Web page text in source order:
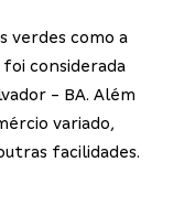
verdes como a
considerada
- BA. Além
variado,
facilidades.